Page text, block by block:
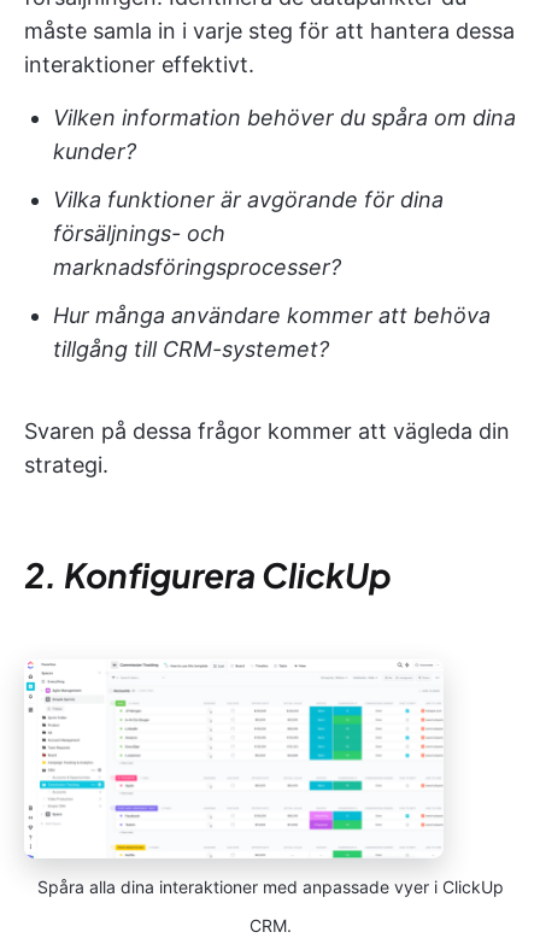
måste samla in i varje steg för att hantera dessa
interaktioner effektivt.
Vilken information behöver du spåra om dina
kunder?
Vilka funktioner är avgörande för dina
försäljnings- och
marknadsföringsprocesser?
Hur många användare kommer att behöva
tillgång till CRM-systemet?
Svaren på dessa frågor kommer att vägleda din
strategi.
2. Konfigurera ClickUp
Spåra alla dina interaktioner med anpassade vyer i ClickUp
CRM.